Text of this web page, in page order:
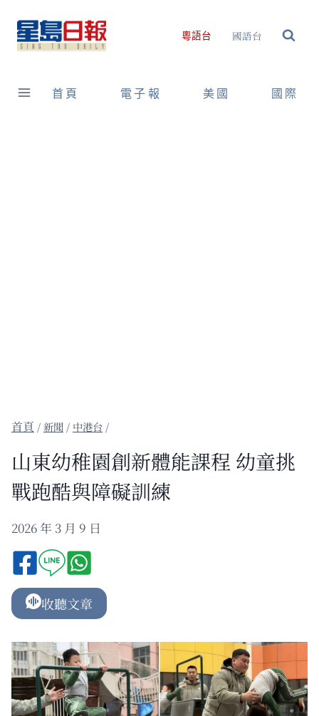
content
粵語台 國語台
首頁 電子報 美國 國際
/新聞 / 中港台 /
山東幼稚園創新體能課程 幼童挑
戰跑酷與障礙訓練
2026 年 3 月 9 日
收聽文章